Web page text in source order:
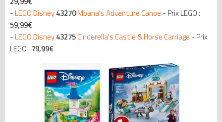
-LEGO Disney43270Moana's Adventure Canoe - Prix LEGO :
59,99€
-LEGO Disney43275Cinderella's Castle & Horse Carriage - Prix
LEGO : 79,99€